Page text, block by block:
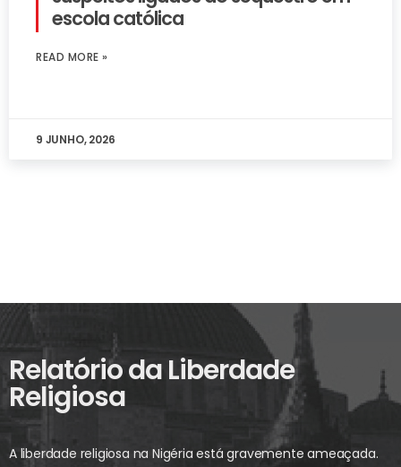
escola católica
READ MORE »
9 JUNHO, 2026
Relatório da Liberdade
Religiosa
A liberdade religiosa na Nigéria está gravemente ameaçada.